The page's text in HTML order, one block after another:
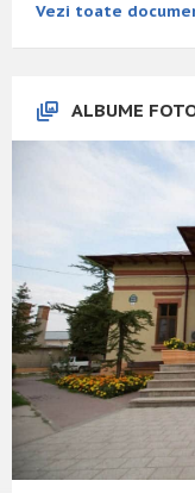
Vezi toate
ALBUME